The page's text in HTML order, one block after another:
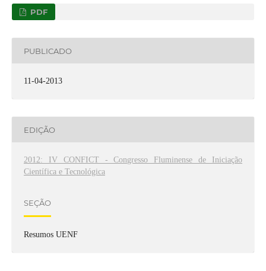
PDF
PUBLICADO
11-04-2013
EDIÇÃO
2012: IV CONFICT - Congresso Fluminense de Iniciação
Científica e Tecnológica
SEÇÃO
Resumos UENF